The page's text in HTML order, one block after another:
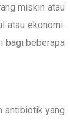
miskin atau
atau ekonomi.
bagi beberapa
antibiotik yang